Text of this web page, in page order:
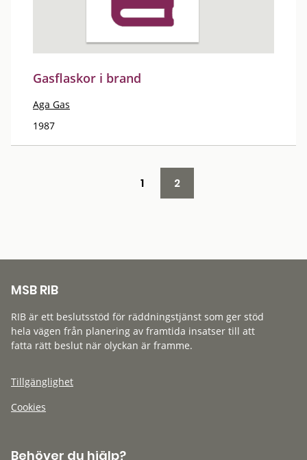
Gasflaskor i brand
Aga Gas
1987
1 2
MSB RIB
RIB är ett beslutsstöd för räddningstjänst som ger stöd
hela vägen från planering av framtida insatser till att
fatta rätt beslut när olyckan är framme.
Tillgänglighet
Cookies
Behöver du hjälp?